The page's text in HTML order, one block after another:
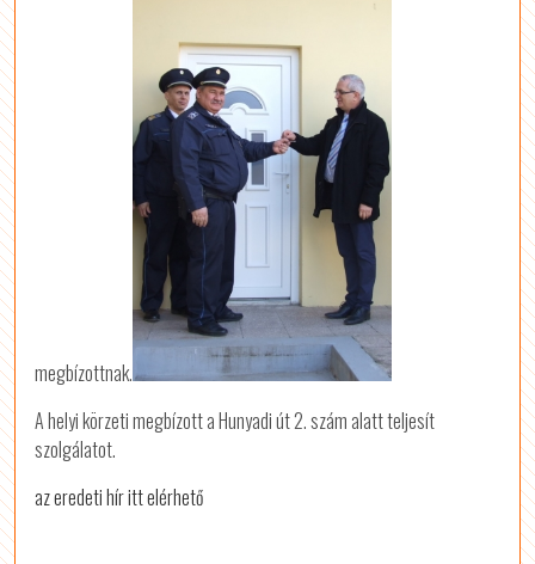
megbízottnak.
A helyi körzeti megbízott a Hunyadi út 2. szám alatt teljesít
szolgálatot.
az eredeti hír itt elérhető